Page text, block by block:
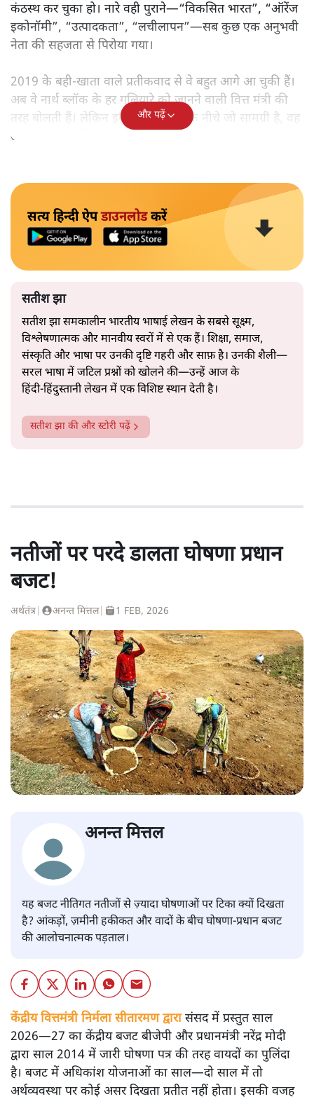
कंठस्थ कर चुका हो। नारे वही पुराने—“विकसित भारत”, “ऑरेंज
इकोनॉमी”, “उत्पादकता”, “लचीलापन”—सब कुछ एक अनुभवी
नेता की सहजता से पिरोया गया।
2019 के बही‑खाता वाले प्रतीकवाद से वे बहुत आगे आ चुकी हैं।
अब वे नार्थ ब्लॉक के हर गलियारे को जानने वाली वित्त मंत्री की
तरह बोलती हैं। लेकिन इस आत्मविश्वास के नीचे जो सामग्री है, वह
उतनी ही अनुमानित और दोहराव भरी।
और पढ़ें
सत्य हिन्दी ऐपडाउनलोडकरें
सतीश झा
सतीश झा समकालीन भारतीय भाषाई लेखन के सबसे सूक्ष्म,
विश्लेषणात्मक और मानवीय स्वरों में से एक हैं। शिक्षा, समाज,
संस्कृति और भाषा पर उनकी दृष्टि गहरी और साफ़ है। उनकी शैली—
सरल भाषा में जटिल प्रश्नों को खोलने की—उन्हें आज के
हिंदी‑हिंदुस्तानी लेखन में एक विशिष्ट स्थान देती है।
सतीश झा की और स्टोरी पढ़ें
नतीजों पर परदे डालता घोषणा प्रधान
बजट!
अर्थतंत्र अनन्त मित्तल| 1 FEB, 2026
अनन्त मित्तल
यह बजट नीतिगत नतीजों से ज़्यादा घोषणाओं पर टिका क्यों दिखता
है? आंकड़ों, ज़मीनी हकीकत और वादों के बीच घोषणा-प्रधान बजट
की आलोचनात्मक पड़ताल।
केंद्रीय वित्तमंत्री निर्मला सीतारमण द्वारासंसद में प्रस्तुत साल
2026—27 का केंद्रीय बजट बीजेपी और प्रधानमंत्री नरेंद्र मोदी
द्वारा साल 2014 में जारी घोषणा पत्र की तरह वायदों का पुलिंदा
है। बजट में अधिकांश योजनाओं का साल—दो साल में तो
अर्थव्यवस्था पर कोई असर दिखता प्रतीत नहीं होता। इसकी वजह